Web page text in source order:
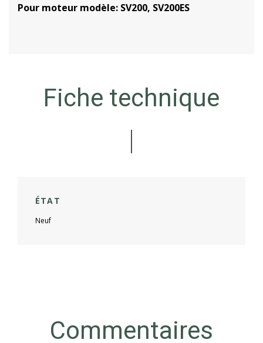
Pour moteur modèle: SV200, SV200ES
Fiche technique
ÉTAT
Neuf
Commentaires